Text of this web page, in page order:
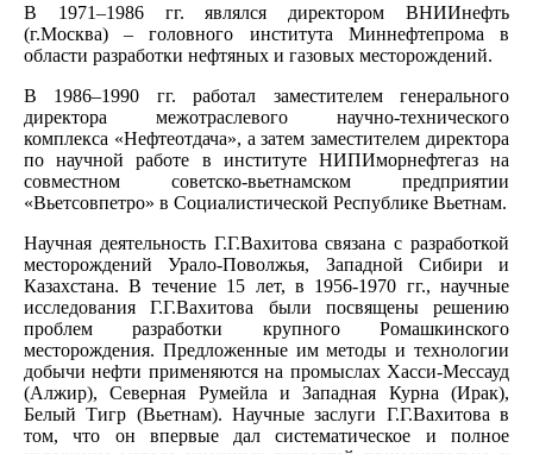
В 1971–1986 гг. являлся директором ВНИИнефть
(г.Москва) – головного института Миннефтепрома в
области разработки нефтяных и газовых месторождений.
В 1986–1990 гг. работал заместителем генерального
директора межотраслевого научно-технического
комплекса «Нефтеотдача», а затем заместителем директора
по научной работе в институте НИПИморнефтегаз на
совместном советско-вьетнамском предприятии
«Вьетсовпетро» в Социалистической Республике Вьетнам.
Научная деятельность Г.Г.Вахитова связана с разработкой
месторождений Урало-Поволжья, Западной Сибири и
Казахстана. В течение 15 лет, в 1956-1970 гг., научные
исследования Г.Г.Вахитова были посвящены решению
проблем разработки крупного Ромашкинского
месторождения. Предложенные им методы и технологии
добычи нефти применяются на промыслах Хасси-Мессауд
(Алжир), Северная Румейла и Западная Курна (Ирак),
Белый Тигр (Вьетнам). Научные заслуги Г.Г.Вахитова в
том, что он впервые дал систематическое и полное